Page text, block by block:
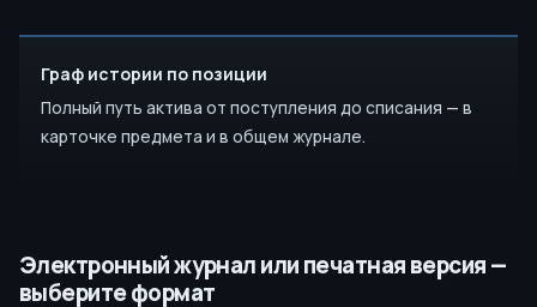
Граф истории по позиции
Полный путь актива от поступления до списания — в
карточке предмета и в общем журнале.
Электронный журнал или печатная версия —
выберите формат